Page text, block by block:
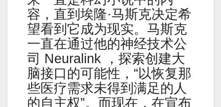
容，直到埃隆·马斯克决定希
望看到它成为现实。马斯克
一直在通过他的神经技术公
司 Neuralink ，探索创建大
脑接口的可能性，“以恢复那
些医疗需求未得到满足的人
的自主权”。而现在，在宣布